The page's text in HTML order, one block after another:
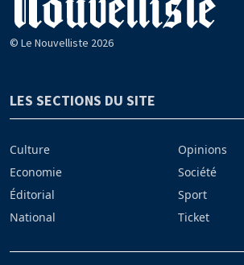
© Le Nouvelliste 2026
LES SECTIONS DU SITE
Culture
Economie
Éditorial
National
Opinions
Société
Sport
Ticket